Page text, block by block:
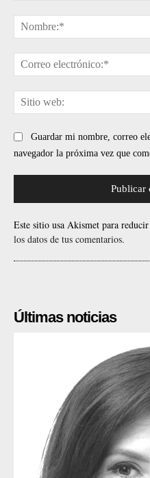
Guardar mi nombre, correo
navegador la próxima vez que
Este sitio usa Akismet para
los datos de tus comentarios.
Últimas noticias